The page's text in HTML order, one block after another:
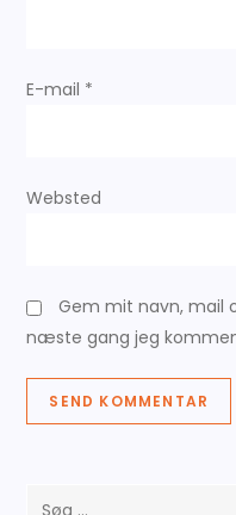
t
o
E-mail *
Websted
Gem mit navn, mail
næste gang jeg
Søg